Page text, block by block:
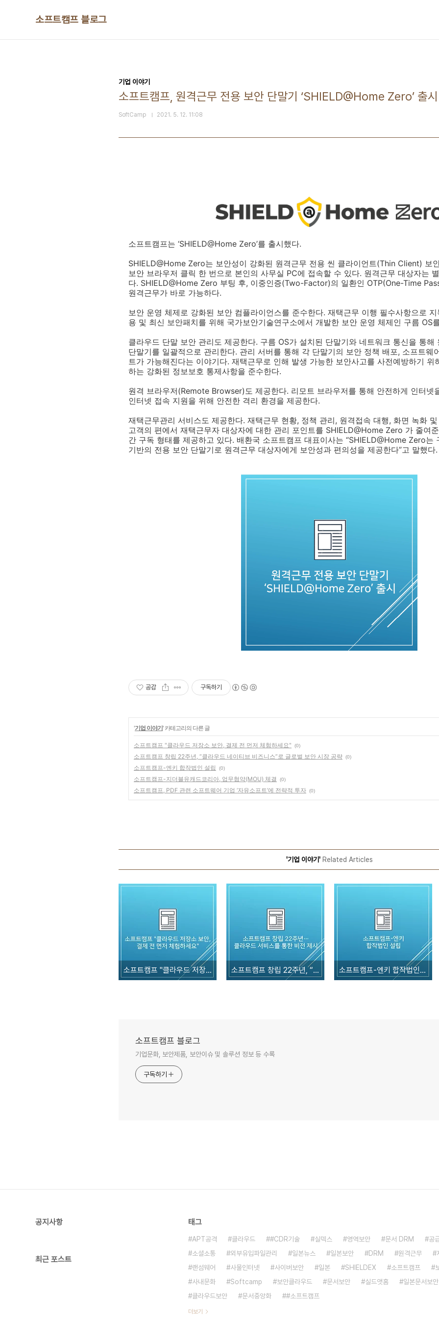
소프트캠프 블로그
기업 이야기
소프트캠프, 원격근무 전용 보안 단말기 ‘SHIELD@Home Zero’ 출시
SoftCamp 2021. 5. 12. 11:08
소프트캠프는 ‘SHIELD@Home Zero’를 출시했다.
SHIELD@Home Zero는 보안성이 강화된 원격근무 전용 씬 클라이언트(Thin Client) 보
보안 브라우저 클릭 한 번으로 본인의 사무실 PC에 접속할 수 있다. 원격근무 대상자는
다. SHIELD@Home Zero 부팅 후, 이중인증(Two-Factor)의 일환인 OTP(One-Time
원격근무가 바로 가능하다.
보안 운영 체제로 강화된 보안 컴플라이언스를 준수한다. 재택근무 이행 필수사항으로
용 및 최신 보안패치를 위해 국가보안기술연구소에서 개발한 보안 운영 체제인 구름 OS
클라우드 단말 보안 관리도 제공한다. 구름 OS가 설치된 단말기와 네트워크 통신을 통해
단말기를 일괄적으로 관리한다. 관리 서버를 통해 각 단말기의 보안 정책 배포, 소프트웨
트가 가능해진다는 이야기다. 재택근무로 인해 발생 가능한 보안사고를 사전예방하기 위
하는 강화된 정보보호 통제사항을 준수한다.
원격 브라우저(Remote Browser)도 제공한다. 리모트 브라우저를 통해 안전하게 인터넷
인터넷 접속 지원을 위해 안전한 격리 환경을 제공한다.
재택근무관리 서비스도 제공한다. 재택근무 현황, 정책 관리, 원격접속 대행, 화면 녹화
고객의 편에서 재택근무자 대상자에 대한 관리 포인트를 SHIELD@Home Zero 가 줄여
간 구독 형태를 제공하고 있다. 배환국 소프트캠프 대표이사는 “SHIELD@Home Zero는
기반의 전용 보안 단말기로 원격근무 대상자에게 보안성과 편의성을 제공한다”고 말했다.
공감 구독하기
'기업 이야기' 카테고리의 다른 글
소프트캠프 "클라우드 저장소 보안, 결제 전 먼저 체험하세요" (0)
소프트캠프 창립 22주년, “클라우드 네이티브 비즈니스”로 글로벌 보안 시장 공략 (0)
소프트캠프-엔키 합작법인 설립 (0)
소프트캠프-지더블유캐드코리아, 업무협약(MOU) 체결 (0)
소프트캠프, PDF 관련 소프트웨어 기업 ‘자유소프트’에 전략적 투자 (0)
'기업 이야기'Related Articles
소프트캠프 "클라우드 저장소 보안, 결제 전 먼저 체험하세요" 소프트캠프 창립 22주년, “클라우드 네이티브 비즈니스”로 글로벌 보안 시장 공략 소프트캠프-엔키 합작법인 설립
소프트캠프 블로그
기업문화, 보안제품, 보안이슈 및 솔루션 정보 등 수록
구독하기
공지사항
최근 포스트
태그
APT공격 클라우드 #CDR기술 실덱스 영역보안 문서 DRM
공
소셜소통
외부유입파일관리 일본뉴스 일본보안 DRM 원격근무
랜섬웨어
사물인터넷 사이버보안 일본 SHIELDEX 소프트캠프
사내문화
Softcamp 보안클라우드 문서보안 실드앳홈
일본문서보안
클라우드보안
문서중앙화 #소프트캠프
더보기